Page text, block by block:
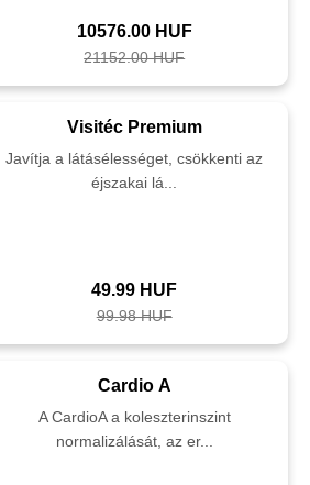
10576.00 HUF
21152.00 HUF
Visitéc Premium
Javítja a látásélességet, csökkenti az
éjszakai lá...
49.99 HUF
99.98 HUF
Cardio A
A CardioA a koleszterinszint
normalizálását, az er...